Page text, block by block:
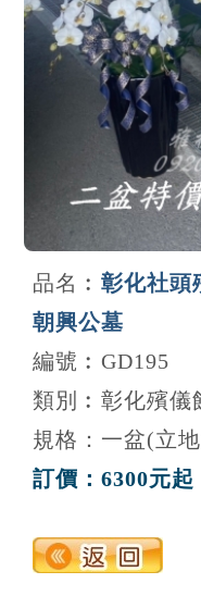
品名︰彰化社頭
朝興公墓
編號︰GD195
類別︰彰化殯儀
規格：一盆(立
訂價：6300元起